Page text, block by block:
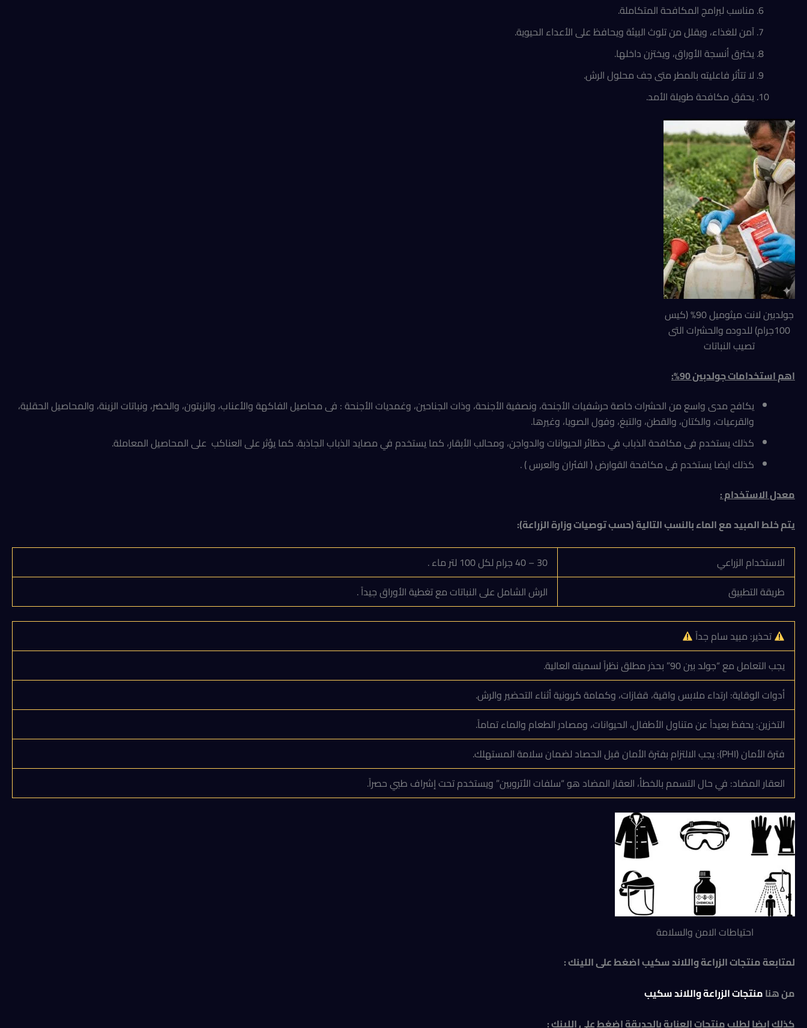
مناسب لبرامج المكافحة المتكاملة.
آمن للغذاء، ويقلل من تلوث البيئة ويحافظ على الأعداء الحيوية.
يخترق أنسجة الأوراق، ويختزن داخلها.
لا تتأثر فاعليته بالمطر متى جف محلول الرش.
يحقق مكافحة طويلة الأمد.
جولدبين لانت ميثوميل 90% (كيس
100جرام) للدوده والحشرات التى
تصيب النباتات
اهم استخدامات جولدبين 90 %:
يكافح مدى واسع من الحشرات خاصة حرشفيات الأجنحة، ونصفية الأجنحة، وذات الجناحين، وغمديات الأجنحة : فى محاصيل الفاكهة والأعناب، والزيتون، والخضر، ونباتات الزينة، والمحاصيل الحقلية،
والقرعيات، والكتان، والقطن، والتبغ، وفول الصويا، وغيرها.
كذلك يستخدم فى مكافحة الذباب في حظائر الحيوانات والدواجن، ومحالب الأبقار، كما يستخدم في مصايد الذباب الجاذبة. كما يؤثر على العناكب على المحاصيل المعاملة.
كذلك ايضا يستخدم فى مكافحة القوارض ( الفئران والعرس ) .
معدل الاستخدام:
يتم خلط المبيد مع الماء بالنسب التالية (حسب توصيات وزارة الزراعة):
الاستخدام الزراعي
30 – 40 جرام لكل 100 لتر ماء .
طريقة التطبيق
الرش الشامل على النباتات مع تغطية الأوراق جيداً .
تحذير: مبيد سام جداً
يجب التعامل مع “جولد بين 90” بحذر مطلق نظراً لسميته العالية.
أدوات الوقاية: ارتداء ملابس واقية، قفازات، وكمامة كربونية أثناء التحضير والرش.
التخزين: يحفظ بعيداً عن متناول الأطفال، الحيوانات، ومصادر الطعام والماء تماماً.
فترة الأمان (PHI): يجب الالتزام بفترة الأمان قبل الحصاد لضمان سلامة المستهلك.
العقار المضاد: في حال التسمم بالخطأ، العقار المضاد هو “سلفات الأتروبين” ويستخدم تحت إشراف طبي حصراً.
احتياطات الامن والسلامة
لمتابعة منتجات الزراعة واللاند سكيب اضغط على اللينك :
من هنامنتجات الزراعة واللاند سكيب
كذلك ايضا لطلب منتجات العناية بالحديقة اضغط على اللينك :